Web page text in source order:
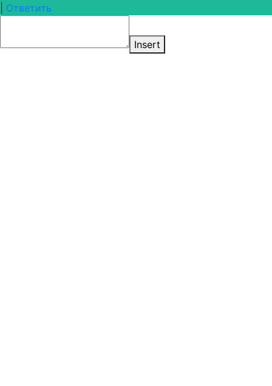
Ответить
Insert